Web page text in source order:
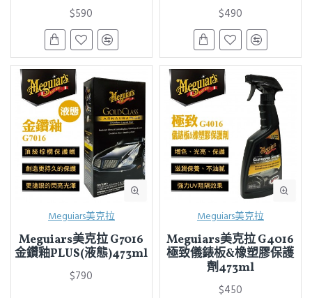
$590 $490
Meguiars美克拉
Meguiars美克拉 G7016
金鑽釉PLUS(液態)473ml
$790
Meguiars美克拉
Meguiars美克拉 G4016
極致儀錶板&橡塑膠保護
劑473ml
$450